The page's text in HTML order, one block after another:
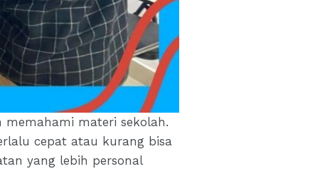
materi sekolah.
cepat atau kurang bisa
yang lebih personal